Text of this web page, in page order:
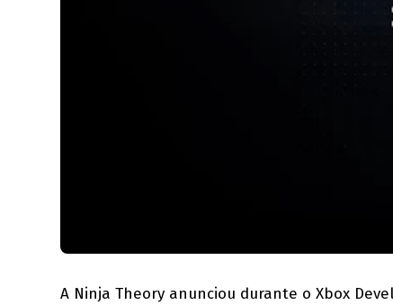
A Ninja Theory anunciou durante o Xbox